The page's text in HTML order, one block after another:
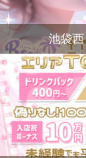
池袋